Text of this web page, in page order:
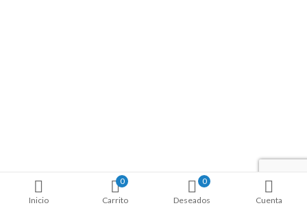
Inicio
0
Carrito
0
Deseados
Cuenta